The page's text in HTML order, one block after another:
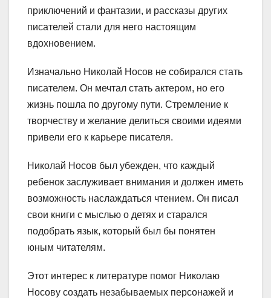
приключений и фантазии, и рассказы других
писателей стали для него настоящим
вдохновением.
Изначально Николай Носов не собирался стать
писателем. Он мечтал стать актером, но его
жизнь пошла по другому пути. Стремление к
творчеству и желание делиться своими идеями
привели его к карьере писателя.
Николай Носов был убежден, что каждый
ребенок заслуживает внимания и должен иметь
возможность наслаждаться чтением. Он писал
свои книги с мыслью о детях и старался
подобрать язык, который был бы понятен
юным читателям.
Этот интерес к литературе помог Николаю
Носову создать незабываемых персонажей и